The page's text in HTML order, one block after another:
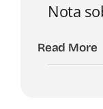
Nota
Read More